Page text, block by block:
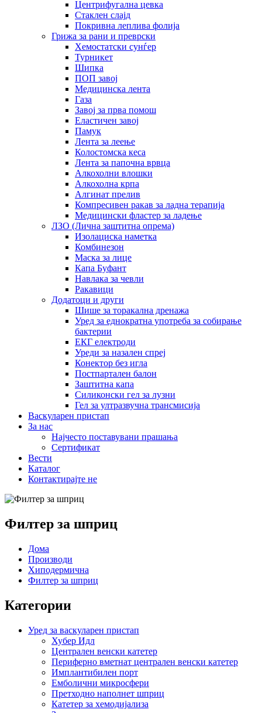
Центрифугална цевка
Стаклен слајд
Покривна леплива фолија
Грижа за рани и преврски
Хемостатски сунѓер
Турникет
Шипка
ПОП завој
Медицинска лента
Газа
Завој за прва помош
Еластичен завој
Памук
Лента за леење
Колостомска кеса
Лента за папочна врвца
Алкохолни влошки
Алкохолна крпа
Алгинат прелив
Компресивен ракав за ладна терапија
Медицински фластер за ладење
ЛЗО (Лична заштитна опрема)
Изолациска наметка
Комбинезон
Маска за лице
Капа Буфант
Навлака за чевли
Ракавици
Додатоци и други
Шише за торакална дренажа
Уред за еднократна употреба за собирање
бактерии
ЕКГ електроди
Уреди за назален спреј
Конектор без игла
Постпартален балон
Заштитна капа
Силиконски гел за лузни
Гел за ултразвучна трансмисија
Васкуларен пристап
За нас
Најчесто поставувани прашања
Сертификат
Вести
Каталог
Контактирајте не
Филтер за шприц
Дома
Производи
Хиподермична
Филтер за шприц
Категории
Уред за васкуларен пристап
Хубер Идл
Централен венски катетер
Периферно вметнат централен венски катетер
Имплантибилен порт
Емболични микросфери
Претходно наполнет шприц
Катетер за хемодијализа